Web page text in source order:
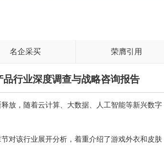
名企采买 荣膺引用
行业深度调查与战略咨询报告
放，随着云计算、大数据、人工智能等新兴数字
对该行业展开分析，着重介绍了游戏外衣和皮肤